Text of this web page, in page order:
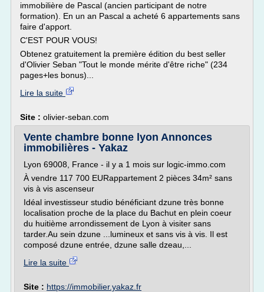
immobilière de Pascal (ancien participant de notre
formation). En un an Pascal a acheté 6 appartements sans
faire d'apport.
C'EST POUR VOUS!
Obtenez gratuitement la première édition du best seller
d'Olivier Seban "Tout le monde mérite d'être riche" (234
pages+les bonus)...
Lire la suite
Site : olivier-seban.com
Vente chambre bonne lyon Annonces
immobilières - Yakaz
Lyon 69008, France - il y a 1 mois sur logic-immo.com
À vendre 117 700 EURappartement 2 pièces 34m² sans
vis à vis ascenseur
Idéal investisseur studio bénéficiant dzune très bonne
localisation proche de la place du Bachut en plein coeur
du huitième arrondissement de Lyon à visiter sans
tarder.Au sein dzune ...lumineux et sans vis à vis. Il est
composé dzune entrée, dzune salle dzeau,...
Lire la suite
Site : https://immobilier.yakaz.fr